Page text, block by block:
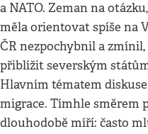
a NATO. Zeman na
měla orientovat spíše na
ČR nezpochybnil a
přiblížit severským
Hlavním tématem
migrace. Tímhle směrem
dlouhodobě míří: často